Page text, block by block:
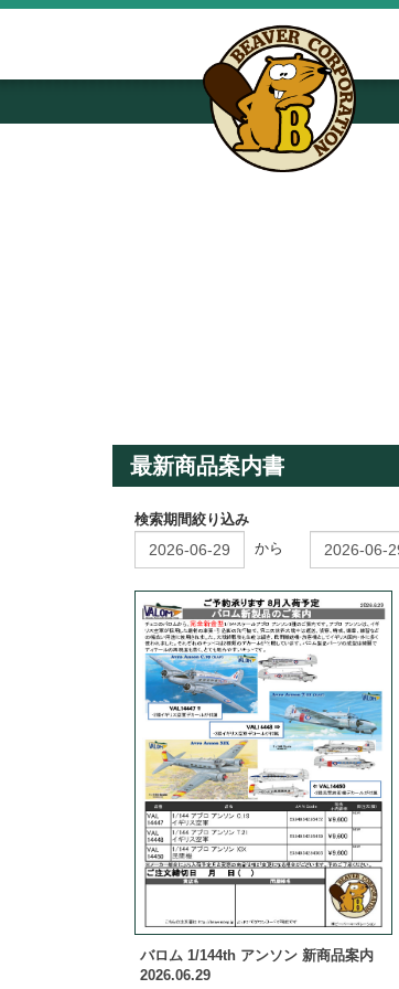
最新商品案内書
検索期間絞り込み
から
バロム 1/144th アンソン 新商品案内
2026.06.29